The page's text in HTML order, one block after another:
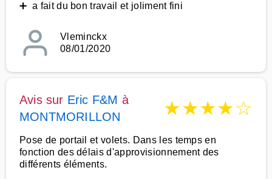
➕ a fait du bon travail et joliment fini
Vleminckx
08/01/2020
Avis sur Eric F&M à
MONTMORILLON
★★★★☆
Pose de portail et volets. Dans les temps en
fonction des délais d'approvisionnement des
différents éléments.